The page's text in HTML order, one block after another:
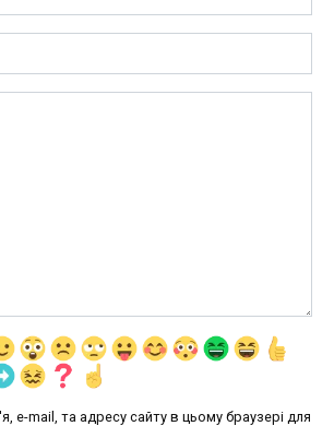
e-mail, та адресу сайту в цьому браузері для